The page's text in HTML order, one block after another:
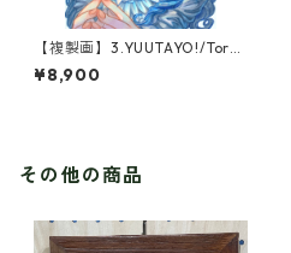
【複製画】3.YUUTAYO!/Torn
ado Blue(1点限定)
¥8,900
その他の商品